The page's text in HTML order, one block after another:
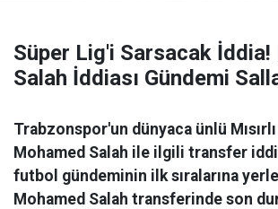
Süper Lig'i Sarsacak İddia!
Salah İddiası Gündemi
Trabzonspor'un dünyaca ünlü Mısırlı
Mohamed Salah ile ilgili transfer
futbol gündeminin ilk sıralarına
Mohamed Salah transferinde son